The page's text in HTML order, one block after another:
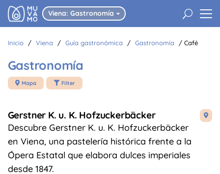
Viena: Gastronomía  U
Inicio / Viena / Guía gastronómica / Gastronomía / Café
Gastronomía
 Mapa  Filter

Gerstner K. u. K. Hofzuckerbäcker
Descubre Gerstner K. u. K. Hofzuckerbäcker
en Viena, una pastelería histórica frente a la
Ópera Estatal que elabora dulces imperiales
desde 1847.